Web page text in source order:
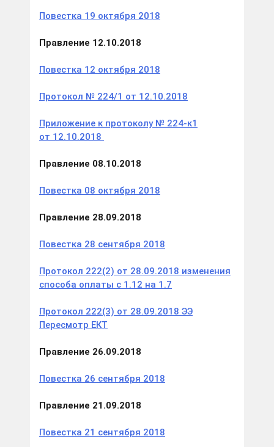
Повестка 19 октября 2018
Правление 12.10.2018
Повестка 12 октября 2018
Протокол № 224/1 от 12.10.2018
Приложение к протоколу № 224-к1
от 12.10.2018
Правление 08.10.2018
Повестка 08 октября 2018
Правление 28.09.2018
Повестка 28 сентября 2018
Протокол 222(2) от 28.09.2018 изменения
способа оплаты с 1.12 на 1.7
Протокол 222(3) от 28.09.2018 ЭЭ
Пересмотр ЕКТ
Правление 26.09.2018
Повестка 26 сентября 2018
Правление 21.09.2018
Повестка 21 сентября 2018